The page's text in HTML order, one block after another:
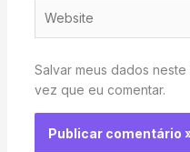
Salvar meus dados
vez que eu comentar.